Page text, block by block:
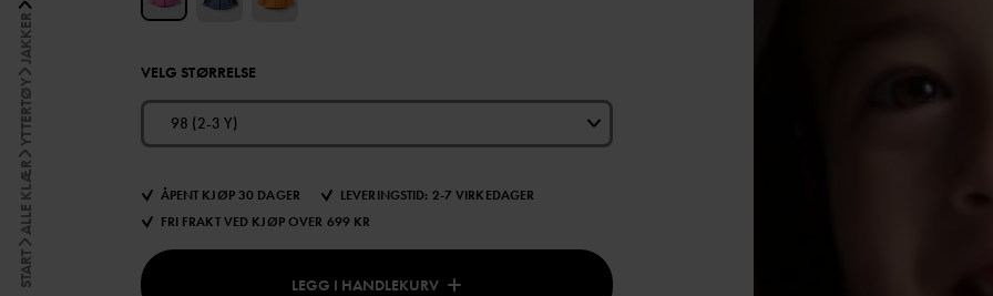
START
ALLE KLÆR
YTTERTØY
JAKKER
VELG STØRRELSE
98 (2-3 Y)
ÅPENT KJØP 30 DAGER
LEVERINGSTID: 2-7 VIRKEDAGER
FRI FRAKT VED KJØP OVER 699 KR
LEGG I HANDLEKURV